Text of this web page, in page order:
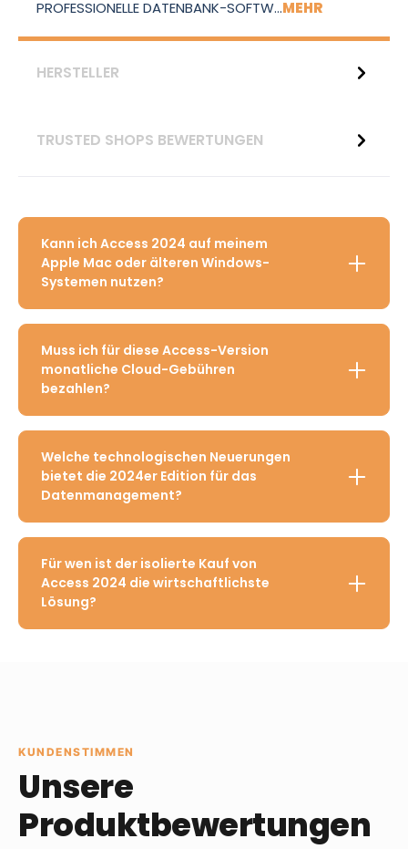
PROFESSIONELLE DATENBANK-SOFTW…MEHR
HERSTELLER
TRUSTED SHOPS BEWERTUNGEN
Kann ich Access 2024 auf meinem
Apple Mac oder älteren Windows-
Systemen nutzen?
Muss ich für diese Access-Version
monatliche Cloud-Gebühren
bezahlen?
Welche technologischen Neuerungen
bietet die 2024er Edition für das
Datenmanagement?
Für wen ist der isolierte Kauf von
Access 2024 die wirtschaftlichste
Lösung?
KUNDENSTIMMEN
Unsere
Produktbewertungen